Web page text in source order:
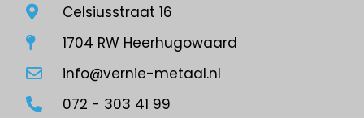
Celsiusstraat 16
1704 RW Heerhugowaard
info@vernie-metaal.nl
072 - 303 41 99